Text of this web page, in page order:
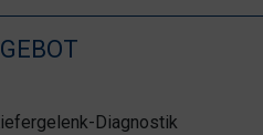
Diagnostik